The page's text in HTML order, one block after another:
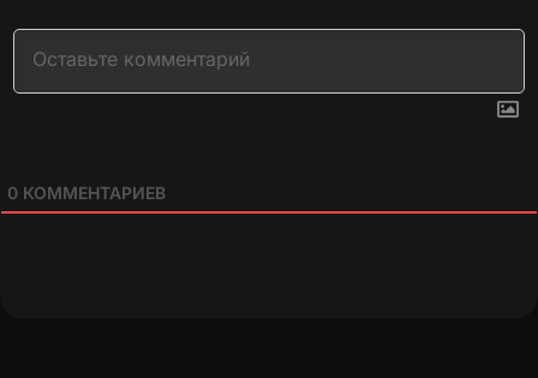
0 КОММЕНТАРИЕВ